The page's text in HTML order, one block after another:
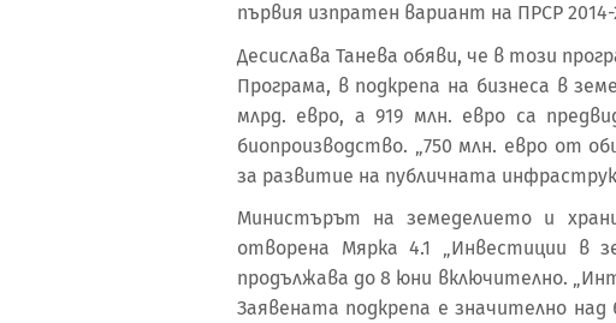
първия изпратен вариант на ПРСР 2014-
Десислава Танева обяви, че в този
Програма, в подкрепа на бизнеса в
млрд. евро, а 919 млн. евро са
биопроизводство. „750 млн. евро от
за развитие на публичната
Министърът на земеделието и
отворена Мярка 4.1 „Инвестиции в
продължава до 8 юни включително.
Заявената подкрепа е значително